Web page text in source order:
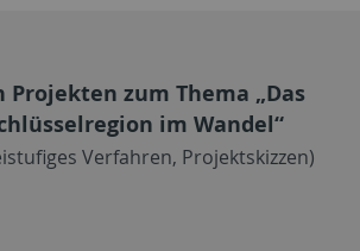
Projekten zum Thema „Das
im Wandel“
Verfahren, Projektskizzen)